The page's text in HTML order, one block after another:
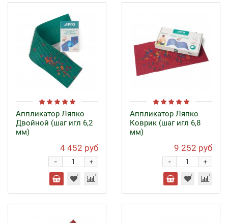
Аппликатор Ляпко
Двойной (шаг игл 6,2
мм)
4 452 руб
+
-
Аппликатор Ляпко
Коврик (шаг игл 6,8
мм)
9 252 руб
+
-